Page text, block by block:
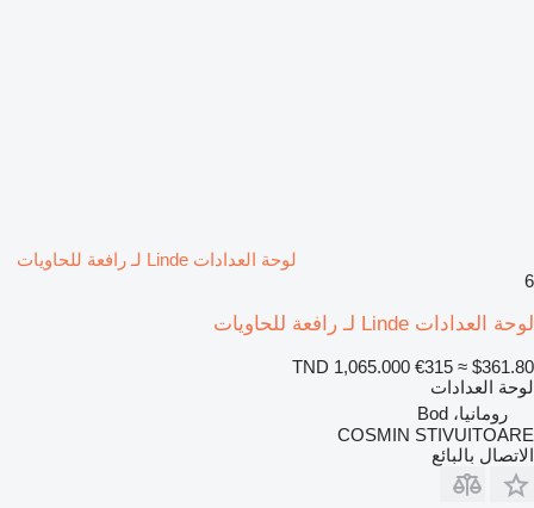
لوحة العدادات Linde لـ رافعة للحاويات
6
لوحة العدادات Linde لـ رافعة للحاويات
TND 1,065.000 €315 ≈ $361.80
لوحة العدادات
رومانيا، Bod
COSMIN STIVUITOARE
الاتصال بالبائع